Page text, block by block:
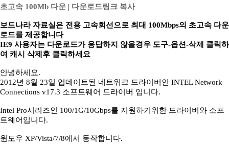
초고속 100Mb 다운 | 다운로드링크 복사
보드나라 자료실은 전용 고속회선으로 최대 100Mbps의 초고속 다운
로드를 제공합니다
IE9 사용자는 다운로드가 응답하지 않을경우 도구-옵션-삭제 클릭하
여 캐시 삭제후 클릭하세요
안녕하세요.
2012년 8월 23일 업데이트된 네트워크 드라이버인 INTEL Network
Connections v17.3 소프트웨어 드라이버 입니다.
Intel Pro시리즈인 100/1G/10Gbps를 지원하기위한 드라이버와 소프
트웨어입니다.
윈도우 XP/Vista/7/8에서 동작합니다.